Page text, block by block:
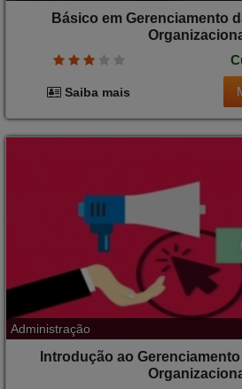
Básico em Gerenciamento
Saiba mais
Administração
Introdução ao